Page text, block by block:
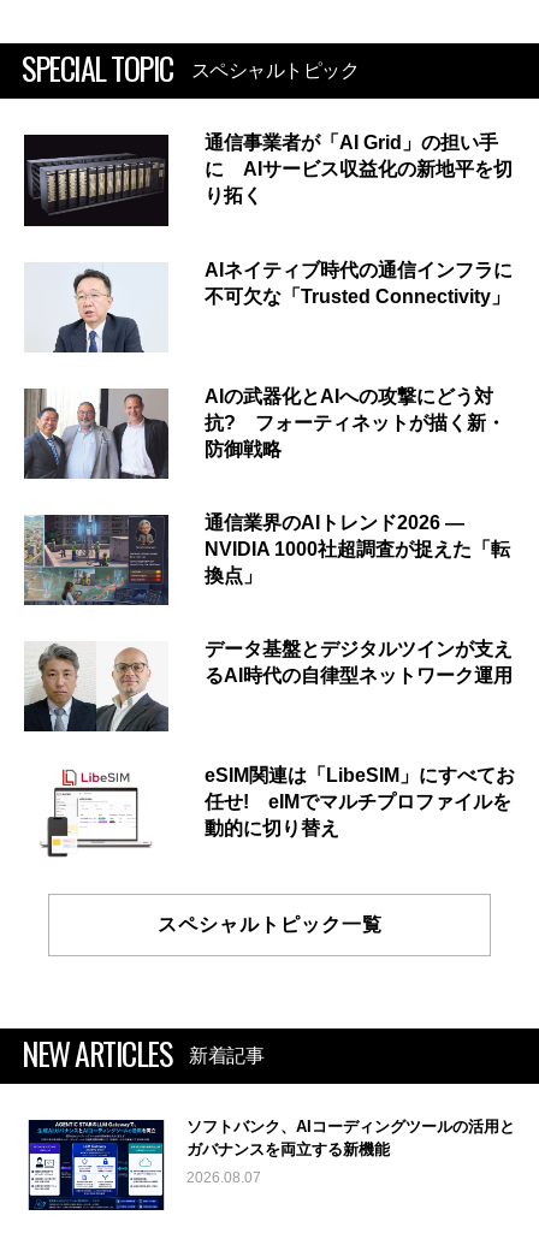
SPECIAL TOPIC スペシャルトピック
通信事業者が「AI Grid」の担い手
に AIサービス収益化の新地平を切
り拓く
AIネイティブ時代の通信インフラに
不可欠な「Trusted Connectivity」
AIの武器化とAIへの攻撃にどう対
抗? フォーティネットが描く新・
防御戦略
通信業界のAIトレンド2026 ―
NVIDIA 1000社超調査が捉えた「転
換点」
データ基盤とデジタルツインが支え
るAI時代の自律型ネットワーク運用
eSIM関連は「LibeSIM」にすべてお
任せ! eIMでマルチプロファイルを
動的に切り替え
スペシャルトピック一覧
NEW ARTICLES 新着記事
ソフトバンク、AIコーディングツールの活用と
ガバナンスを両立する新機能
2026.08.07